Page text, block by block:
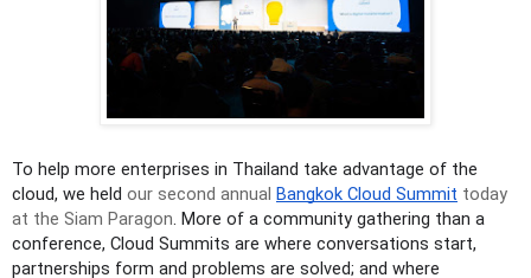
To help more enterprises in Thailand take advantage of the
cloud, we held our second annual Bangkok Cloud Summit today
at the Siam Paragon. More of a community gathering than a
conference, Cloud Summits are where conversations start,
partnerships form and problems are solved; and where